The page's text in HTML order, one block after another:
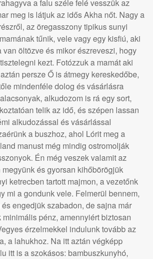
a falu széle felé vesszük az
meg is látjuk az idős Akha nőt. Nagy a
az öregasszony tipikus sunyi
tűnik, vele vagy egy kisfiú, aki
öltözve és mikor észreveszi, hogy
kezt. Fotózzuk a mamát aki
persze Ő is átmegy kereskedőbe,
mindenféle dolog és vásárlásra
alkudozom is rá egy sort,
telik az idő, és szépen lassan
alkudozással és vásárlással
a buszhoz, ahol Lórit meg a
manust még mindig ostromolják
Én még veszek valamit az
és gyorsan kihőbörögjük
ketrecben tartott majmon, a vezetőnk
mi a gondunk vele. Felmerül bennem,
engedjük szabadon, de sajna már
pénz, amennyiért biztosan
érzelmekkel indulunk tovább az
a lahukhoz. Na itt aztán végképp
itt is a szokásos: bambuszkunyhó,